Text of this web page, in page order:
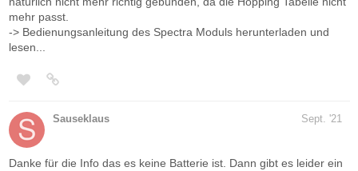
mehr passt.
-> Bedienungsanleitung des Spectra Moduls herunterladen und
lesen...
Sauseklaus Sept. '21
Danke für die Info das es keine Batterie ist. Dann gibt es leider ein